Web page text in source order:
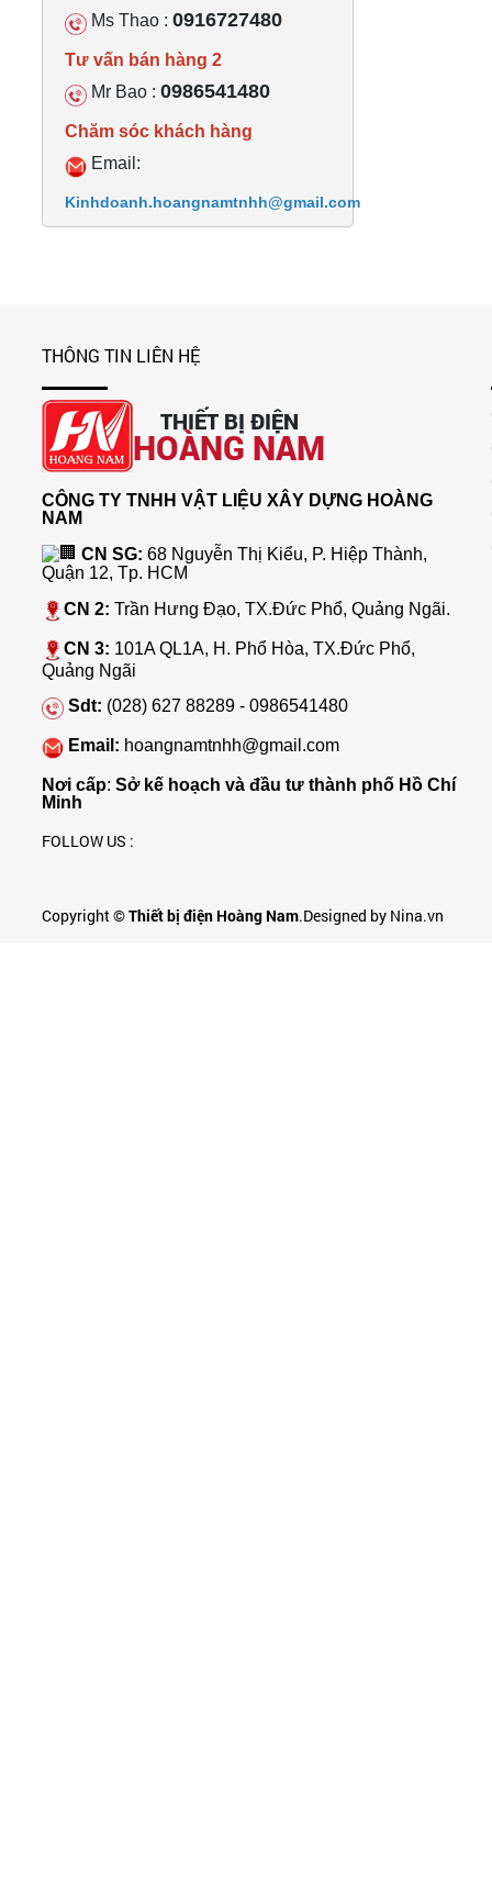
Ms Thao : 0916727480
Tư vấn bán hàng 2
Mr Bao : 0986541480
Chăm sóc khách hàng
Email:
Kinhdoanh.hoangnamtnhh@gmail.com
THÔNG TIN LIÊN HỆ
THIẾT BỊ ĐIỆN
HOÀNG NAM
CÔNG TY TNHH VẬT LIỆU XÂY DỰNG HOÀNG
NAM
CN SG: 68 Nguyễn Thị Kiểu, P. Hiệp Thành,
Quận 12, Tp. HCM
CN 2: Trần Hưng Đạo, TX.Đức Phổ, Quảng Ngãi.
CN 3: 101A QL1A, H. Phổ Hòa, TX.Đức Phổ,
Quảng Ngãi
Sdt: (028) 627 88289 - 0986541480
Email: hoangnamtnhh@gmail.com
Nơi cấp: Sở kế hoạch và đầu tư thành phố Hồ Chí
Minh
FOLLOW US :
Copyright ©Thiết bị điện Hoàng Nam.Designed by Nina.vn